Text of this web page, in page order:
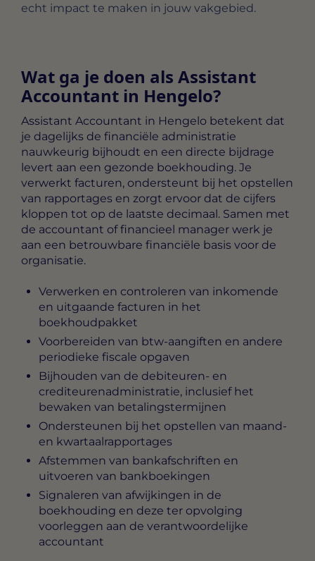
echt impact te maken in jouw vakgebied.
Wat ga je doen als Assistant
Accountant in Hengelo?
Assistant Accountant in Hengelo betekent dat
je dagelijks de financiële administratie
nauwkeurig bijhoudt en een directe bijdrage
levert aan een gezonde boekhouding. Je
verwerkt facturen, ondersteunt bij het opstellen
van rapportages en zorgt ervoor dat de cijfers
kloppen tot op de laatste decimaal. Samen met
de accountant of financieel manager werk je
aan een betrouwbare financiële basis voor de
organisatie.
Verwerken en controleren van inkomende
en uitgaande facturen in het
boekhoudpakket
Voorbereiden van btw-aangiften en andere
periodieke fiscale opgaven
Bijhouden van de debiteuren- en
crediteurenadministratie, inclusief het
bewaken van betalingstermijnen
Ondersteunen bij het opstellen van maand-
en kwartaalrapportages
Afstemmen van bankafschriften en
uitvoeren van bankboekingen
Signaleren van afwijkingen in de
boekhouding en deze ter opvolging
voorleggen aan de verantwoordelijke
accountant